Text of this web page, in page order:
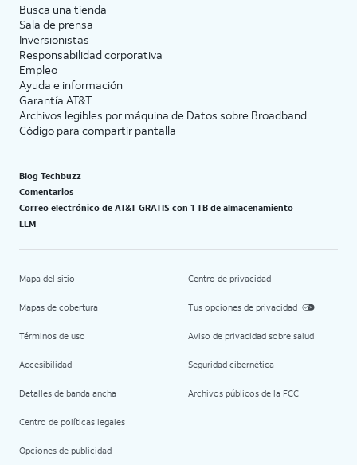
Busca una tienda
Sala de prensa
Inversionistas
Responsabilidad corporativa
Empleo
Ayuda e información
Garantía AT&T
Archivos legibles por máquina de Datos sobre Broadband
Código para compartir pantalla
Blog Techbuzz
Comentarios
Correo electrónico de AT&T GRATIS con 1 TB de almacenamiento
LLM
Mapa del sitio
Mapas de cobertura
Términos de uso
Accesibilidad
Detalles de banda ancha
Centro de políticas legales
Opciones de publicidad
Centro de privacidad
Tus opciones de privacidad
Aviso de privacidad sobre salud
Seguridad cibernética
Archivos públicos de la FCC